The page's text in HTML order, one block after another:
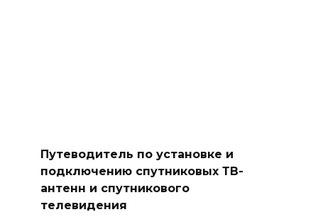
Путеводитель по установке и
подключению спутниковых ТВ-
антенн и спутникового
телевидения